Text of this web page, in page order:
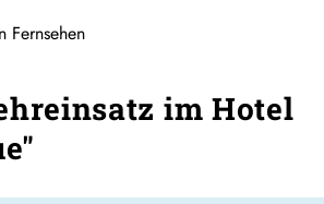
Fernsehen
im Hotel